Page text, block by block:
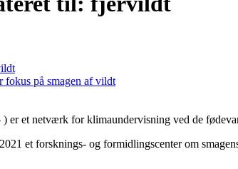
fokus på smagen af vildt
er et netværk for klimaundervisning ved de
et forsknings- og formidlingscenter om